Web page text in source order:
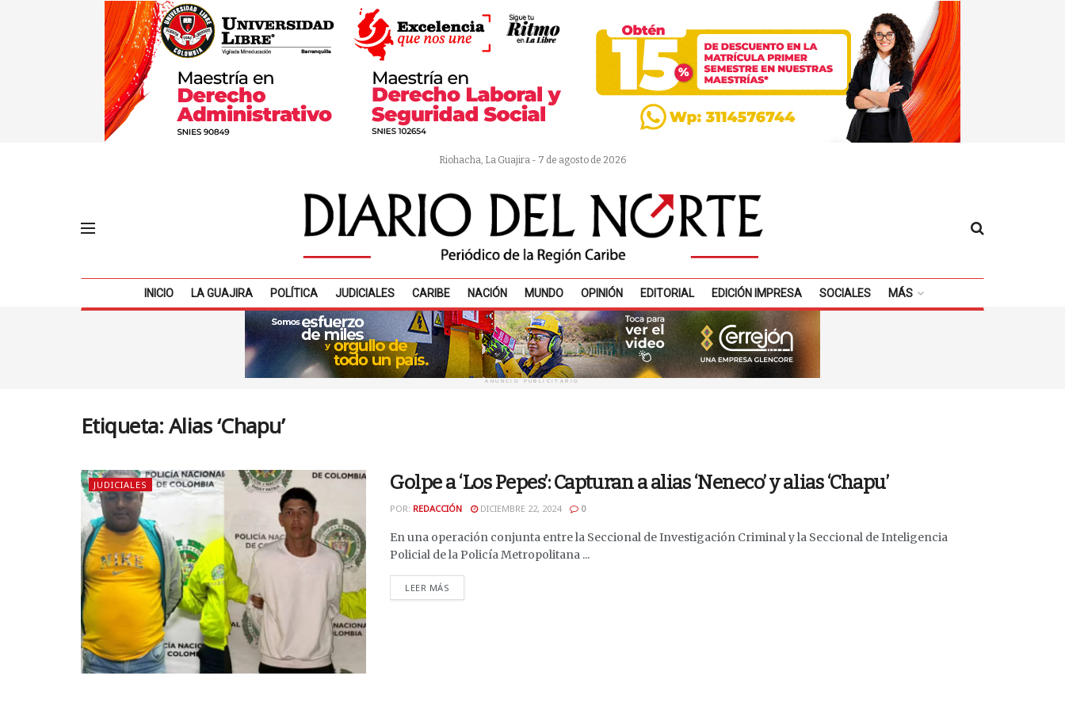
Riohacha, La Guajira - 7 de agosto de 2026
INICIO LA GUAJIRA POLÍTICA JUDICIALES CARIBE NACIÓN MUNDO OPINIÓN EDITORIAL EDICIÓN IMPRESA SOCIALES MÁS
ANUNCIO PUBLICITARIO
Etiqueta:Alias ‘Chapu’
JUDICIALES Golpe a ‘Los Pepes’: Capturan a alias ‘Neneco’ y alias ‘Chapu’
POR: REDACCIÓN DICIEMBRE 22, 2024 0
En una operación conjunta entre la Seccional de Investigación Criminal y la Seccional de Inteligencia
Policial de la Policía Metropolitana ...
LEER MÁS